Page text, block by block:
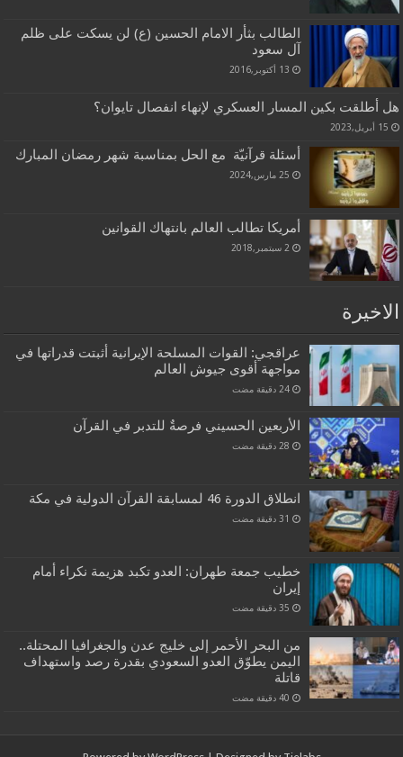
الطالب بثأر الامام الحسين (ع) لن يسكت على ظلم
آل سعود
13 أكتوبر,2016
هل أطلقت بكين المسار العسكري لإنهاء انفصال تايوان؟
15 أبريل,2023
أسئلة قرآنيّة مع الحل بمناسبة شهر رمضان المبارك
25 مارس,2024
أمريكا تطالب العالم بانتهاك القوانين
2 سبتمبر,2018
الاخيرة
عراقجي: القوات المسلحة الإيرانية أثبتت قدراتها في
مواجهة أقوى جيوش العالم
‏24 دقيقة مضت
الأربعين الحسيني فرصةٌ للتدبر في القرآن
انطلاق الدورة 46 لمسابقة القرآن الدولية في مكة
خطيب جمعة طهران: العدو تكبد هزيمة نكراء أمام
إيران
من البحر الأحمر إلى خليج عدن والجغرافيا المحتلة..
اليمن يطوّق العدو السعودي بقدرة رصد واستهداف
قاتلة